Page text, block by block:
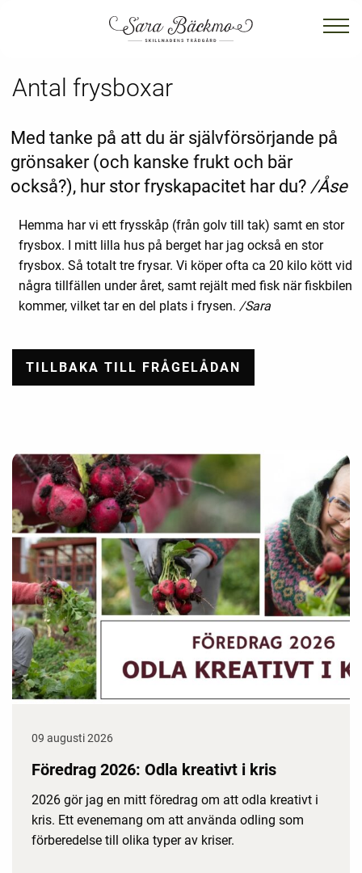
Antal frysboxar
Med tanke på att du är självförsörjande på
grönsaker (och kanske frukt och bär
också?), hur stor fryskapacitet har du? /Åse
Hemma har vi ett frysskåp (från golv till tak) samt en stor
frysbox. I mitt lilla hus på berget har jag också en stor
frysbox. Så totalt tre frysar. Vi köper ofta ca 20 kilo kött vid
några tillfällen under året, samt rejält med fisk när fiskbilen
kommer, vilket tar en del plats i frysen. /Sara
09 augusti 2026
Föredrag 2026: Odla kreativt i kris
2026 gör jag en mitt föredrag om att odla kreativt i
kris. Ett evenemang om att använda odling som
förberedelse till olika typer av kriser.